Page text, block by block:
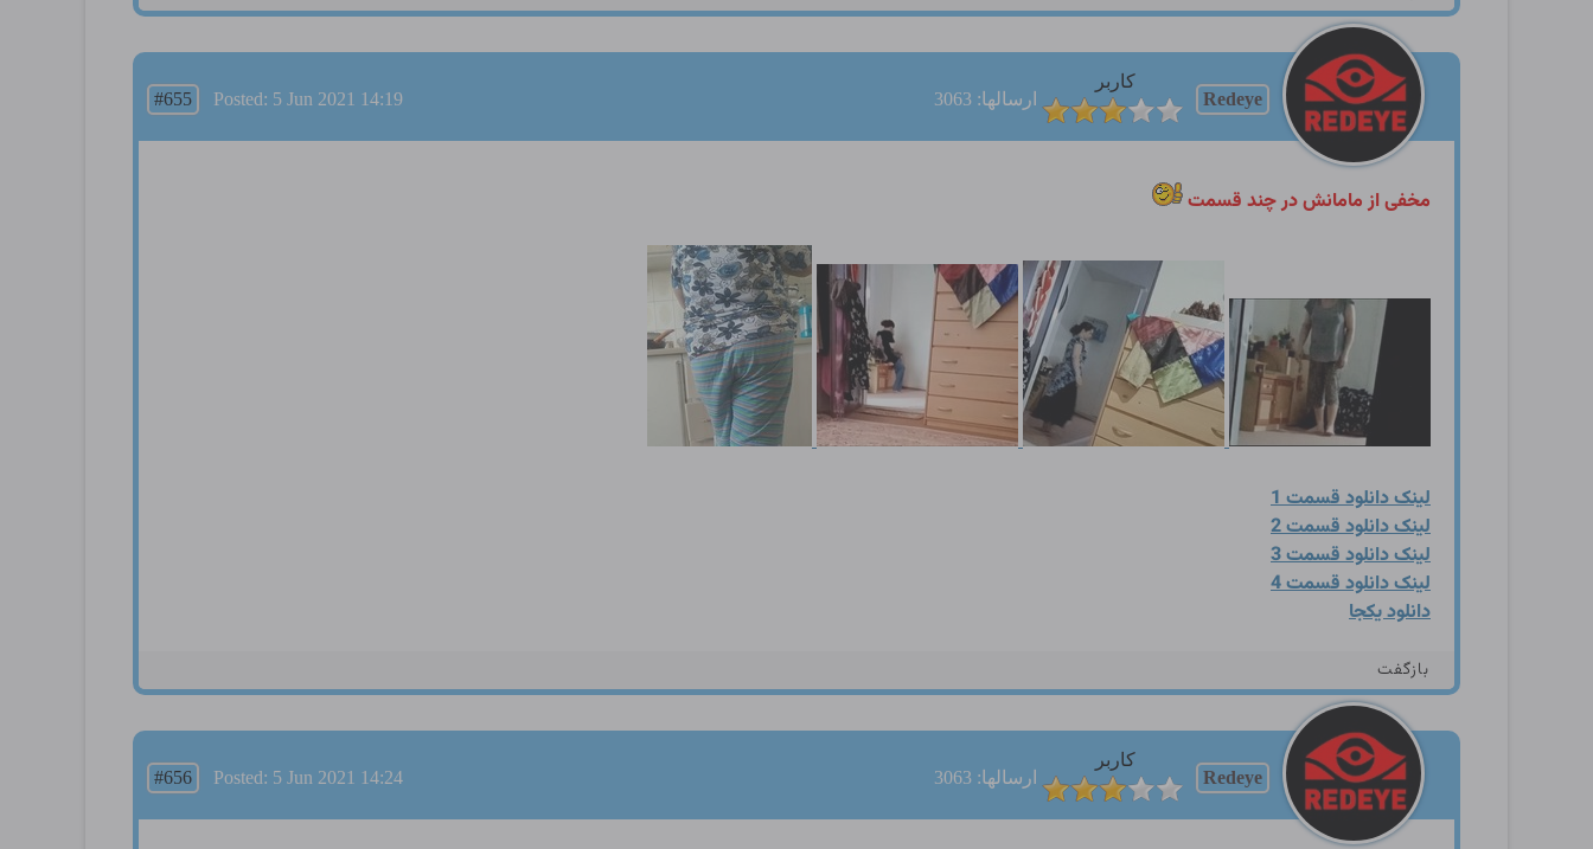
Redeye
کاربر
ارسالها: 3063
#655 Posted: 5 Jun 2021 14:19
مخفی از مامانش در چند قسمت
لینک دانلود قسمت 1
لینک دانلود قسمت 2
لینک دانلود قسمت 3
لینک دانلود قسمت 4
دانلود یکجا
بازگفت
Redeye
کاربر
ارسالها: 3063
#656 Posted: 5 Jun 2021 14:24